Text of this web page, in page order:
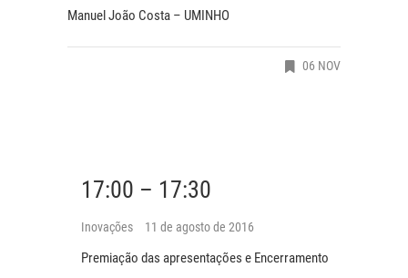
Manuel João Costa – UMINHO
06 NOV
17:00 – 17:30
Inovações 11 de agosto de 2016
Premiação das apresentações e Encerramento